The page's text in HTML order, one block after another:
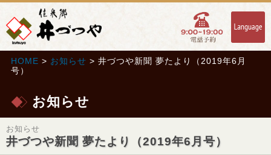
HOME > お知らせ > 井づつや新聞 夢たより（2019年6月
号）
お知らせ
お知らせ
井づつや新聞 夢たより（2019年6月号）